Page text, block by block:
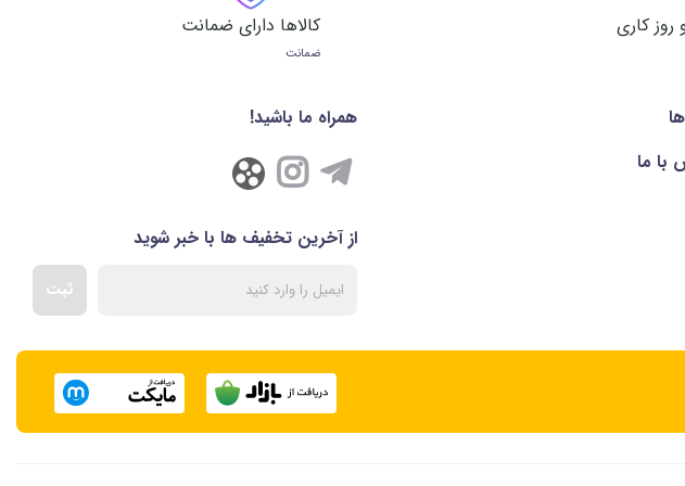
روز کاری کالاها دارای ضمانت
ضمانت
با ما
همراه ما باشید!
از آخرین تخفیف ها با خبر شوید
ثبت